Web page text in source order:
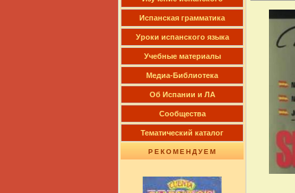
Испанская грамматика
Уроки испанского языка
Учебные материалы
Медиа-Библиотека
Об Испании и ЛА
Сообщества
Тематический каталог
РЕКОМЕНДУЕМ